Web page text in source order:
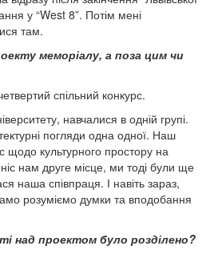
у “West 8”. Потім мені
там.
меморіалу, а поза цим чи
спільний конкурс.
навчалися в одній групі.
погляди одна одної. Наш
щодо культурного простору на
нам друге місце, ми тоді були ще
наша співпраця. І навіть зараз,
розуміємо думки та вподобання
над проектом було розділено?